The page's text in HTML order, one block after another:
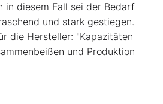
in diesem Fall sei der Bedarf
und stark gestiegen.
die Hersteller: "Kapazitäten
und Produktion